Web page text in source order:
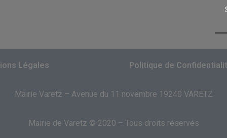
Légales Politique de
Mairie Varetz – Avenue du 11 novembre 19240 VARETZ
Mairie de Varetz © 2020 – Tous droits réservés